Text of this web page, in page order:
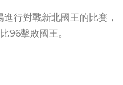
行對戰新北國王的比賽，
96擊敗國王。